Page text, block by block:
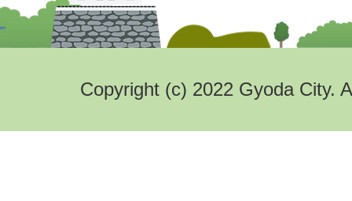
Copyright (c) 2022 Gyoda City.